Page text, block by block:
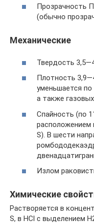
Прозрачность
(обычно
Механические
Твердость
Плотность
уменьшается по
а также
Спайность (по
расположением
S). В шести
Излом
Химические
Растворяется в
S, в HCl с выделением